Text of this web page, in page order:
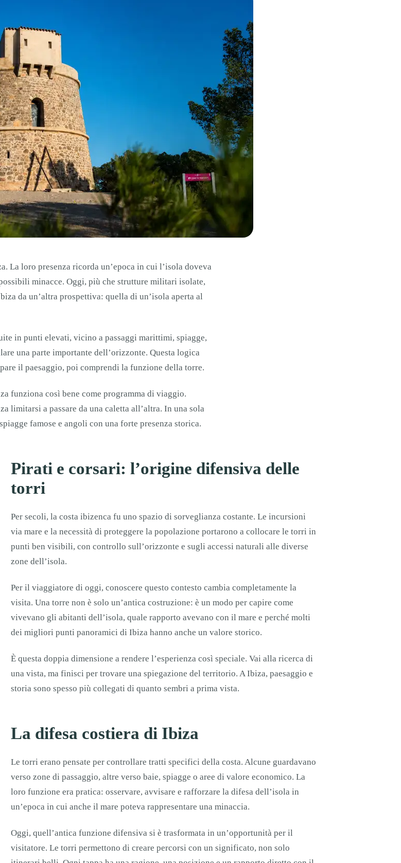
La loro presenza ricorda un’epoca in cui l’isola doveva
minacce. Oggi, più che strutture militari isolate,
da un’altra prospettiva: quella di un’isola aperta al
in punti elevati, vicino a passaggi marittimi, spiagge,
una parte importante dell’orizzonte. Questa logica
il paesaggio, poi comprendi la funzione della torre.
funziona così bene come programma di viaggio.
limitarsi a passare da una caletta all’altra. In una sola
famose e angoli con una forte presenza storica.
Pirati e corsari: l’origine difensiva delle
torri
Per secoli, la costa ibizenca fu uno spazio di sorveglianza costante. Le incursioni
via mare e la necessità di proteggere la popolazione portarono a collocare le torri in
punti ben visibili, con controllo sull’orizzonte e sugli accessi naturali alle diverse
zone dell’isola.
Per il viaggiatore di oggi, conoscere questo contesto cambia completamente la
visita. Una torre non è solo un’antica costruzione: è un modo per capire come
vivevano gli abitanti dell’isola, quale rapporto avevano con il mare e perché molti
dei migliori punti panoramici di Ibiza hanno anche un valore storico.
È questa doppia dimensione a rendere l’esperienza così speciale. Vai alla ricerca di
una vista, ma finisci per trovare una spiegazione del territorio. A Ibiza, paesaggio e
storia sono spesso più collegati di quanto sembri a prima vista.
La difesa costiera di Ibiza
Le torri erano pensate per controllare tratti specifici della costa. Alcune guardavano
verso zone di passaggio, altre verso baie, spiagge o aree di valore economico. La
loro funzione era pratica: osservare, avvisare e rafforzare la difesa dell’isola in
un’epoca in cui anche il mare poteva rappresentare una minaccia.
Oggi, quell’antica funzione difensiva si è trasformata in un’opportunità per il
visitatore. Le torri permettono di creare percorsi con un significato, non solo